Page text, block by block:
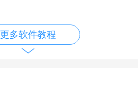
更多软件教程